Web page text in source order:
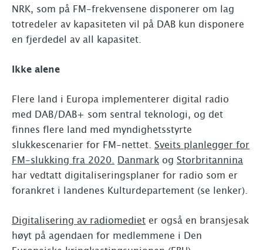
NRK, som på FM-frekvensene disponerer om lag
totredeler av kapasiteten vil på DAB kun disponere
en fjerdedel av all kapasitet.
Ikke alene
Flere land i Europa implementerer digital radio
med DAB/DAB+ som sentral teknologi, og det
finnes flere land med myndighetsstyrte
slukkescenarier for FM-nettet. Sveits planlegger for
FM-slukking fra 2020.
Danmark og Storbritannina
har vedtatt digitaliseringsplaner for radio som er
forankret i landenes Kulturdepartement (se lenker).
Digitalisering av radiomediet er også en bransjesak
høyt på agendaen for medlemmene i Den